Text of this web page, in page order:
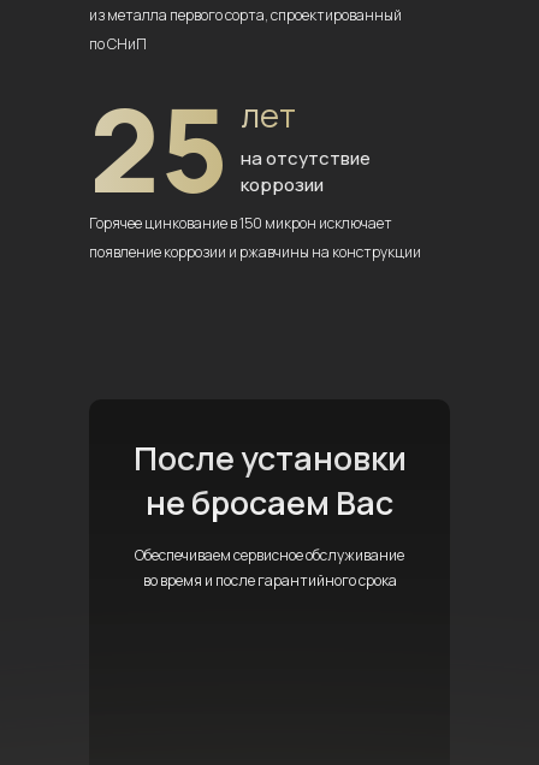
из металла первого сорта,спроектированный
по СНиП
25 лет
на отсутствие
коррозии
Горячее цинкование в 150 микрон исключает
появление коррозии и ржавчины на конструкции
После установки
не бросаем Вас
Обеспечиваем сервисное обслуживание
во время и после гарантийного срока